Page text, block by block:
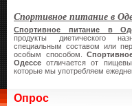
Спортивное питание в
Спортивное питание в
продукты диетического
специальным составом или
особым способом.
Одессе отличается от
которые мы употребляем
Опрос